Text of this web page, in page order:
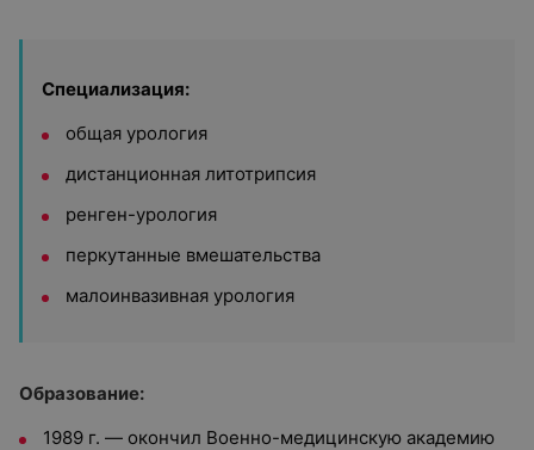
Специализация:
общая урология
дистанционная литотрипсия
ренген-урология
перкутанные вмешательства
малоинвазивная урология
Образование:
1989 г. — окончил Военно-медицинскую академию